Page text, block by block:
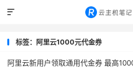

标签：阿里云1000元代金券
阿里云新用户领取通用代金券 最高